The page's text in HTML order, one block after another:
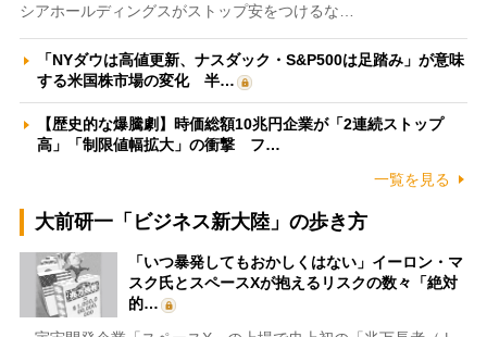
シアホールディングスがストップ安をつけるな…
「NYダウは高値更新、ナスダック・S&P500は足踏み」が意味
する米国株市場の変化 半…
【歴史的な爆騰劇】時価総額10兆円企業が「2連続ストップ
高」「制限値幅拡大」の衝撃 フ…
一覧を見る
大前研一「ビジネス新大陸」の歩き方
「いつ暴発してもおかしくはない」イーロン・マ
スク氏とスペースXが抱えるリスクの数々「絶対
的…